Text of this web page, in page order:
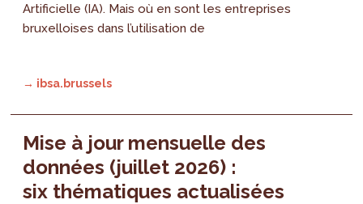
Artificielle (IA). Mais où en sont les entreprises
bruxelloises dans l’utilisation de
→ ibsa.brussels
Mise à jour mensuelle des
données (juillet 2026) :
six thématiques actualisées